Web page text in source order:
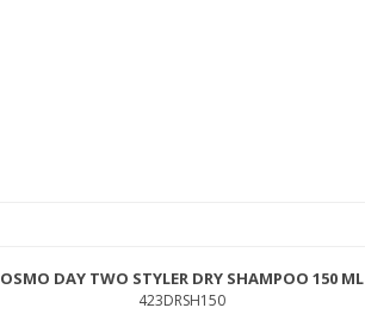
OSMO DAY TWO STYLER DRY SHAMPOO 150 ML
423DRSH150